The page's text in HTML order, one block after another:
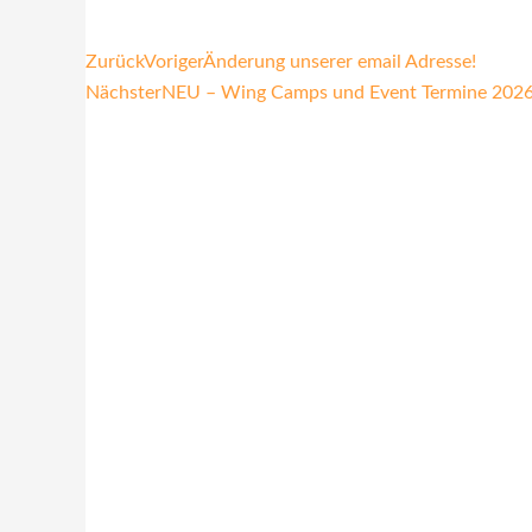
ZurückVorigerÄnderung unserer email Adresse!
NächsterNEU – Wing Camps und Event Termine